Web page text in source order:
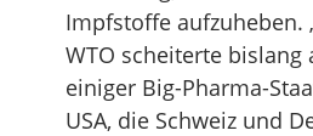
Impfstoffe aufzuheben.
WTO scheiterte bislang
einiger Big-Pharma-
USA, die Schweiz und